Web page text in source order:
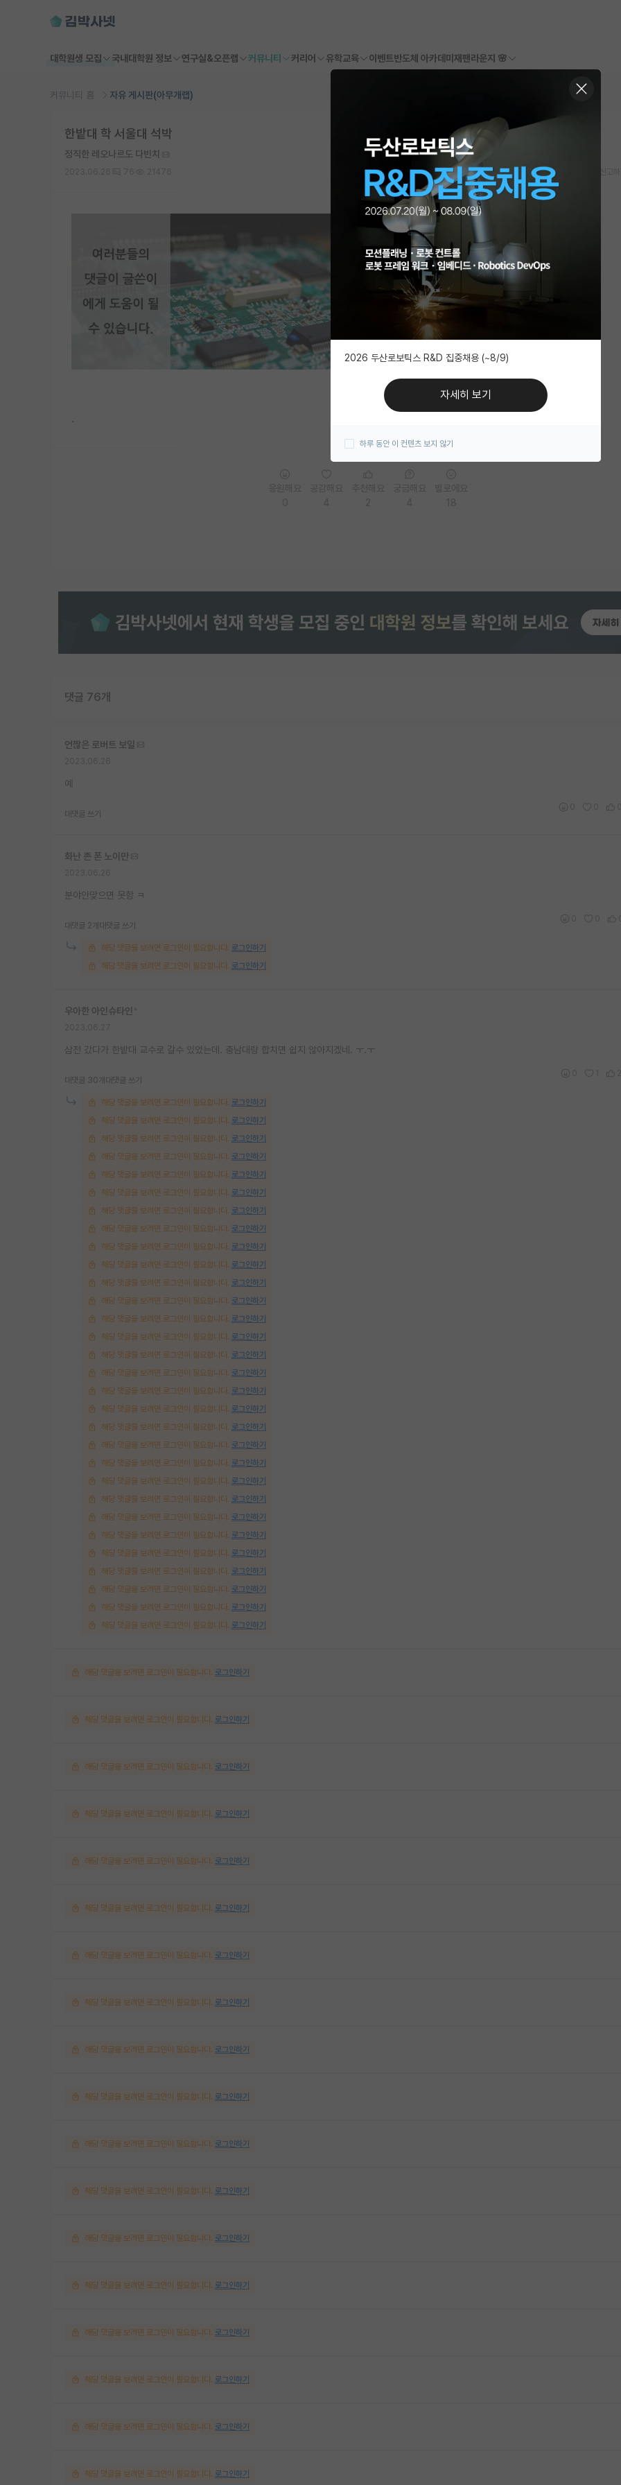
대학원생 모집 국내대학원 정보 연구실&오픈랩 커뮤니티 커리어 유학교육 이벤트반도체 아카데미 재팬라운지 🌸
커뮤니티 홈 자유 게시판(아무개랩)
한밭대 학 서울대 석박
정직한 레오나르도 다빈치
.
댓글 76개
언짢은 로버트 보일
예
대댓글 쓰기
화난 존 폰 노이만
분야안맞으면 못함 ㅋ
대댓글 2개 대댓글 쓰기
해당 댓글을 보려면 로그인이 필요합니다. 로그인하기
해당 댓글을 보려면 로그인이 필요합니다. 로그인하기
우아한 아인슈타인
삼전 갔다가 한밭대 교수로 갈수 있었는데. 충남대랑 합치면 쉽지 않아지겠네. ㅜ.ㅜ
대댓글 30개 대댓글 쓰기
해당 댓글을 보려면 로그인이 필요합니다. 로그인하기
해당 댓글을 보려면 로그인이 필요합니다. 로그인하기
해당 댓글을 보려면 로그인이 필요합니다. 로그인하기
해당 댓글을 보려면 로그인이 필요합니다. 로그인하기
해당 댓글을 보려면 로그인이 필요합니다. 로그인하기
해당 댓글을 보려면 로그인이 필요합니다. 로그인하기
해당 댓글을 보려면 로그인이 필요합니다. 로그인하기
해당 댓글을 보려면 로그인이 필요합니다. 로그인하기
해당 댓글을 보려면 로그인이 필요합니다. 로그인하기
해당 댓글을 보려면 로그인이 필요합니다. 로그인하기
해당 댓글을 보려면 로그인이 필요합니다. 로그인하기
해당 댓글을 보려면 로그인이 필요합니다. 로그인하기
해당 댓글을 보려면 로그인이 필요합니다. 로그인하기
해당 댓글을 보려면 로그인이 필요합니다. 로그인하기
해당 댓글을 보려면 로그인이 필요합니다. 로그인하기
해당 댓글을 보려면 로그인이 필요합니다. 로그인하기
해당 댓글을 보려면 로그인이 필요합니다. 로그인하기
해당 댓글을 보려면 로그인이 필요합니다. 로그인하기
해당 댓글을 보려면 로그인이 필요합니다. 로그인하기
해당 댓글을 보려면 로그인이 필요합니다. 로그인하기
해당 댓글을 보려면 로그인이 필요합니다. 로그인하기
해당 댓글을 보려면 로그인이 필요합니다. 로그인하기
해당 댓글을 보려면 로그인이 필요합니다. 로그인하기
해당 댓글을 보려면 로그인이 필요합니다. 로그인하기
해당 댓글을 보려면 로그인이 필요합니다. 로그인하기
해당 댓글을 보려면 로그인이 필요합니다. 로그인하기
해당 댓글을 보려면 로그인이 필요합니다. 로그인하기
해당 댓글을 보려면 로그인이 필요합니다. 로그인하기
해당 댓글을 보려면 로그인이 필요합니다. 로그인하기
해당 댓글을 보려면 로그인이 필요합니다. 로그인하기
해당 댓글을 보려면 로그인이 필요합니다. 로그인하기
해당 댓글을 보려면 로그인이 필요합니다. 로그인하기
해당 댓글을 보려면 로그인이 필요합니다. 로그인하기
해당 댓글을 보려면 로그인이 필요합니다. 로그인하기
해당 댓글을 보려면 로그인이 필요합니다. 로그인하기
해당 댓글을 보려면 로그인이 필요합니다. 로그인하기
해당 댓글을 보려면 로그인이 필요합니다. 로그인하기
해당 댓글을 보려면 로그인이 필요합니다. 로그인하기
해당 댓글을 보려면 로그인이 필요합니다. 로그인하기
해당 댓글을 보려면 로그인이 필요합니다. 로그인하기
해당 댓글을 보려면 로그인이 필요합니다. 로그인하기
해당 댓글을 보려면 로그인이 필요합니다. 로그인하기
해당 댓글을 보려면 로그인이 필요합니다. 로그인하기
해당 댓글을 보려면 로그인이 필요합니다. 로그인하기
해당 댓글을 보려면 로그인이 필요합니다. 로그인하기
해당 댓글을 보려면 로그인이 필요합니다. 로그인하기
해당 댓글을 보려면 로그인이 필요합니다. 로그인하기
해당 댓글을 보려면 로그인이 필요합니다. 로그인하기
2026 두산로보틱스 R&D 집중채용 (~8/9)
자세히 보기
하루 동안 이 컨텐츠 보지 않기